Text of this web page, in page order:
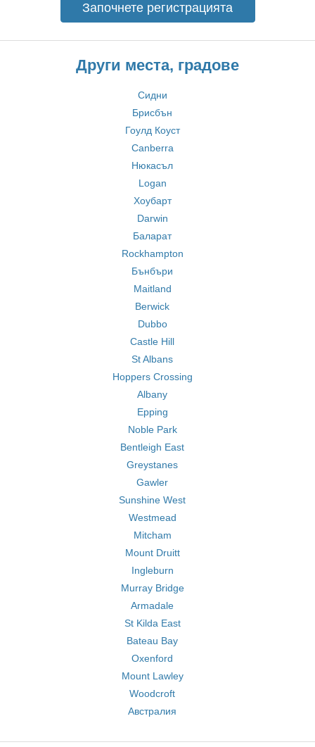
Започнете регистрацията
Други места, градове
Сидни
Брисбън
Гоулд Коуст
Canberra
Нюкасъл
Logan
Хоубарт
Darwin
Баларат
Rockhampton
Бънбъри
Maitland
Berwick
Dubbo
Castle Hill
St Albans
Hoppers Crossing
Albany
Epping
Noble Park
Bentleigh East
Greystanes
Gawler
Sunshine West
Westmead
Mitcham
Mount Druitt
Ingleburn
Murray Bridge
Armadale
St Kilda East
Bateau Bay
Oxenford
Mount Lawley
Woodcroft
Австралия